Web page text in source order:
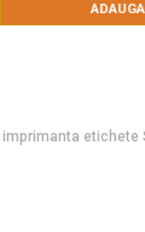
ADAUGA IN
imprimanta etichete